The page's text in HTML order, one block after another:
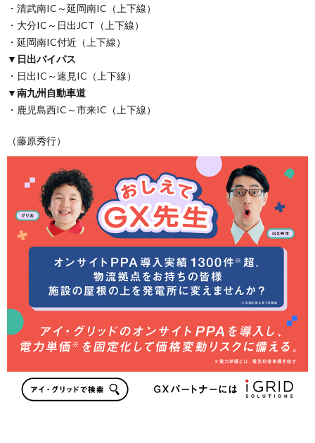
・清武南IC～延岡南IC（上下線）
・大分IC～日出JCT（上下線）
・延岡南IC付近（上下線）
▼日出バイパス
・日出IC～速見IC（上下線）
▼南九州自動車道
・鹿児島西IC～市来IC（上下線）
（藤原秀行）